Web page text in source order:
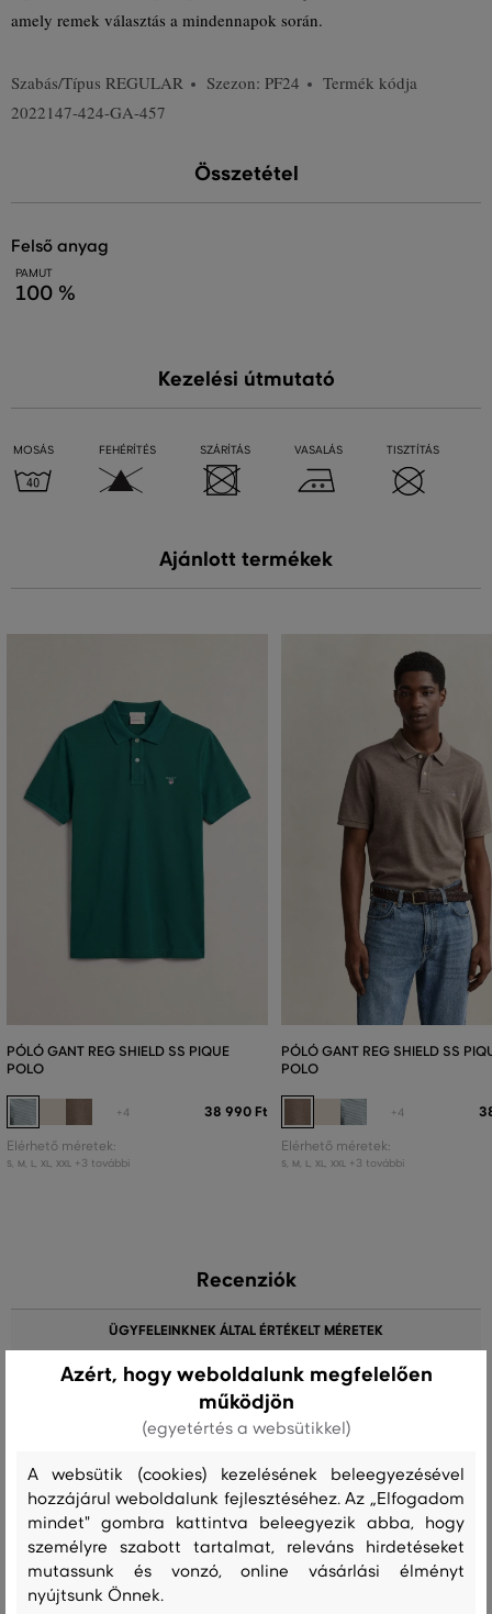
amely remek választás a mindennapok során.
Szabás/Típus REGULAR Szezon: PF24
Termék kódja
2022147-424-GA-457
Összetétel
felső anyag
PAMUT
100 %
Kezelési útmutató
MOSÁS FEHÉRÍTÉS SZÁRÍTÁS VASALÁS TISZTÍTÁS
Ajánlott termékek
PÓLÓ GANT REG SHIELD SS PIQUE
POLO
+4 38 990 Ft
Elérhető méretek:
S M L XL XXL +3 további
PÓLÓ GANT REG SHIELD SS
POLO
+4
Elérhető méretek:
S M L XL XXL +3 további
Recenziók
ÜGYFELEINKNEK ÁLTAL ÉRTÉKELT MÉRETEK
A méret sokkal kisebb, mint amit
A méret egy kicsit kisebb, mint
A méret megegyezik az általam
szokásosan viselt mérettel
4
A méret egy kicsit nagyobb, mint
amit általában viselek
0
Azért, hogy weboldalunk megfelelően
működjön
(egyetértés a websütikkel)
A websütik (cookies) kezelésének beleegyezésével
hozzájárul weboldalunk fejlesztéséhez. Az „Elfogadom
mindet" gombra kattintva beleegyezik abba, hogy
személyre szabott tartalmat, releváns hirdetéseket
mutassunk és vonzó, online vásárlási élményt
nyújtsunk Önnek.